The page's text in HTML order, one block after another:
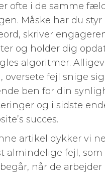
ofte i de samme
Måske har du styr
skriver
og holder dig
algoritmer.
oversete fejl snige
ben for din
og i sidste
succes.
artikel dykker vi
almindelige fejl,
når de arbejder